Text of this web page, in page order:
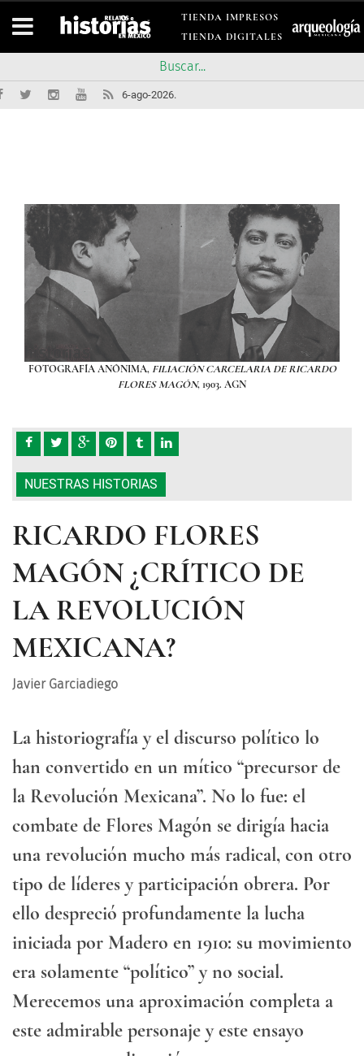
TIENDA IMPRESOS
TIENDA DIGITALES
6-ago-2026.
FOTOGRAFÍA ANÓNIMA, FILIACIÓN CARCELARIA DE RICARDO
FLORES MAGÓN, 1903. AGN
NUESTRAS HISTORIAS
RICARDO FLORES
MAGÓN ¿CRÍTICO DE
LA REVOLUCIÓN
MEXICANA?
Javier Garciadiego
La historiografía y el discurso político lo
han convertido en un mítico “precursor de
la Revolución Mexicana”. No lo fue: el
combate de Flores Magón se dirigía hacia
una revolución mucho más radical, con otro
tipo de líderes y participación obrera. Por
ello despreció profundamente la lucha
iniciada por Madero en 1910: su movimiento
era solamente “político” y no social.
Merecemos una aproximación completa a
este admirable personaje y este ensayo